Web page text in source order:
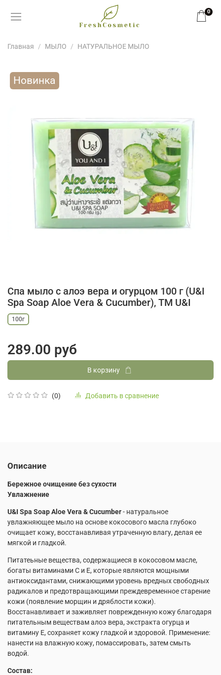
0
Главная МЫЛО НАТУРАЛЬНОЕ МЫЛО
Новинка
Спа мыло с алоэ вера и огурцом 100 г (U&I
Spa Soap Aloe Vera & Cucumber), ТМ U&I
(0) Добавить в сравнение
100г
289.00 руб
В корзину
Описание
Бережное очищение без сухости
Увлажнение
U&I Spa Soap Aloe Vera & Cucumber- натуральное
увлажняющее мыло на основе кокосового масла глубоко
очищает кожу, восстанавливая утраченную влагу, делая ее
мягкой и гладкой.
Питатеьные вещества, содержащиеся в кокосовом масле,
богаты витаминами С и Е, которые являются мощными
антиоксидантами, снижающими уровень вредных свободных
радикалов и предотвращающими преждевременное старение
кожи (появление морщин и дряблости кожи).
Восстанавливает и заживляет поврежденную кожу благодаря
питательным веществам алоэ вера, экстракта огурца и
витамину Е, сохраняет кожу гладкой и здоровой. Применение:
нанести на влажную кожу, помассировать, затем смыть
водой.
Состав: